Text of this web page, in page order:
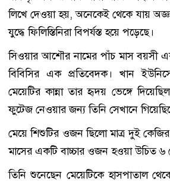
লিখে দেওয়া হয়, অনেকেই থেকে যায়
যুদ্ধে ফিলিস্তিনিরা বিপর্যস্ত হয়ে পড়েছে।
সিওয়ার আশৌর নামের পাঁচ মাস বয়সী
বিবিসির এক প্রতিবেদক। খান
মেয়েটির কান্না তার হৃদয় ভেঙ্গে
ফুটেজ নেওয়ার জন্য তিনি সেখানে
মেয়ে শিশুটির ওজন ছিলো মাত্র দুই
মাসের একটি বাচ্চার ওজন হওয়া উচিত ৬
তিনি শুনেছেন মেয়েটিকে হাসপাতাল